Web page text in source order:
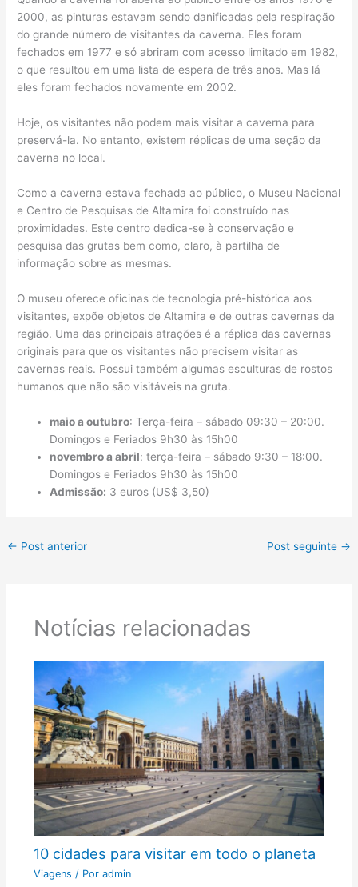
2000, as pinturas estavam sendo danificadas pela respiração
do grande número de visitantes da caverna. Eles foram
fechados em 1977 e só abriram com acesso limitado em 1982,
o que resultou em uma lista de espera de três anos. Mas lá
eles foram fechados novamente em 2002.
Hoje, os visitantes não podem mais visitar a caverna para
preservá-la. No entanto, existem réplicas de uma seção da
caverna no local.
Como a caverna estava fechada ao público, o Museu Nacional
e Centro de Pesquisas de Altamira foi construído nas
proximidades. Este centro dedica-se à conservação e
pesquisa das grutas bem como, claro, à partilha de
informação sobre as mesmas.
O museu oferece oficinas de tecnologia pré-histórica aos
visitantes, expõe objetos de Altamira e de outras cavernas da
região. Uma das principais atrações é a réplica das cavernas
originais para que os visitantes não precisem visitar as
cavernas reais. Possui também algumas esculturas de rostos
humanos que não são visitáveis ​​na gruta.
maio a outubro: Terça-feira – sábado 09:30 – 20:00.
Domingos e Feriados 9h30 às 15h00
novembro a abril: terça-feira – sábado 9:30 – 18:00.
Domingos e Feriados 9h30 às 15h00
Admissão: 3 euros (US$ 3,50)
← Post anterior Post seguinte →
Notícias relacionadas
10 cidades para visitar em todo o planeta
Viagens / Por admin